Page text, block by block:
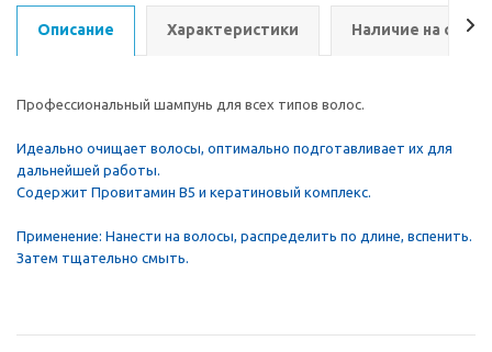
Описание Характеристики Наличие на
Профессиональный шампунь для всех типов волос.
Идеально очищает волосы, оптимально подготавливает их для
дальнейшей работы.
Содержит Провитамин В5 и кератиновый комплекс.
Применение: Нанести на волосы, распределить по длине, вспенить.
Затем тщательно смыть.